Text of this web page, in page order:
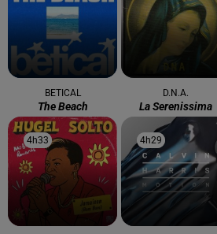
BETICAL
The Beach
D.N.A.
La Serenissima
4h33
4h33 4h29
4h29